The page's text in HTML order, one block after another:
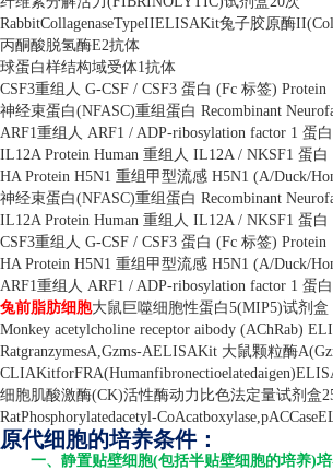
RabbitCollagenaseTypeIIELISAKit兔子胶原酶
丙酮酸脱氢酶E2抗体
球蛋白样结构域受体1抗体
CSF3重组人 G-CSF / CSF3 蛋白 (Fc 标签) Protein
神经束蛋白(NFASC)重组蛋白 Recombinant
ARF1重组人 ARF1 / ADP-ribosylation factor 1 蛋白
IL12A Protein Human 重组人 IL12A / NKSF1 蛋白
HA Protein H5N1 重组甲型流感 H5N1 (A/Duck/
神经束蛋白(NFASC)重组蛋白 Recombinant
IL12A Protein Human 重组人 IL12A / NKSF1 蛋白
CSF3重组人 G-CSF / CSF3 蛋白 (Fc 标签) Protein
HA Protein H5N1 重组甲型流感 H5N1 (A/Duck/
ARF1重组人 ARF1 / ADP-ribosylation factor 1 蛋白
兔前脂肪细胞大鼠巨噬细胞性蛋白5(MIP5)试剂盒
Monkey acetylcholine receptor aibody (AChRab)
RatgranzymesA,Gzms-AELISAKit 大鼠颗粒酶
细胞肌酸激酶(CK)活性酶动力比色法定量试剂盒
RatPhosphorylatedacetyl-
原代细胞的培养条件：
一、静置贴壁细胞(包括半贴壁细胞的培养)